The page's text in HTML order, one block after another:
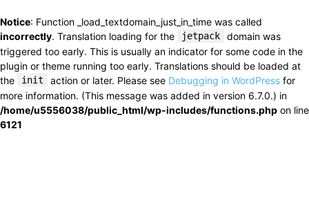
Notice: Function _load_textdomain_just_in_time was called
incorrectly. Translation loading for the jetpack
domain was
triggered too early. This is usually an indicator for some code in the
plugin or theme running too early. Translations should be loaded at
the
init action or later. Please see Debugging in WordPress for
more information. (This message was added in version 6.7.0.) in
/home/u5556038/public_html/wp-includes/functions.php on line
6121